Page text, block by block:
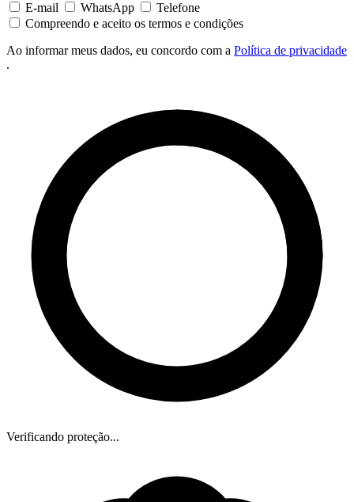
E-mail
WhatsApp
Telefone
Compreendo e aceito os termos e condições
Ao informar meus dados, eu concordo com a Política de privacidade
.
Verificando proteção...